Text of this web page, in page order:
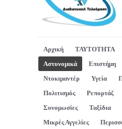
Αρχική ΤΑΥΤΟΤΗΤΑ
Αστυνομικά
Επιστήμη
Ντοκιμαντέρ
Υγεία
Πολιτισμός
Ρεπορτάζ
Συνομωσίες
Ταξίδια
Μικρές Αγγελίες